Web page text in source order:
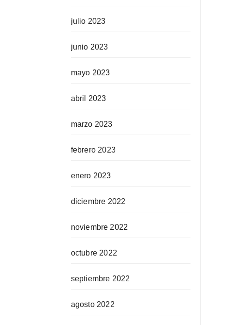
julio 2023
junio 2023
mayo 2023
abril 2023
marzo 2023
febrero 2023
enero 2023
diciembre 2022
noviembre 2022
octubre 2022
septiembre 2022
agosto 2022